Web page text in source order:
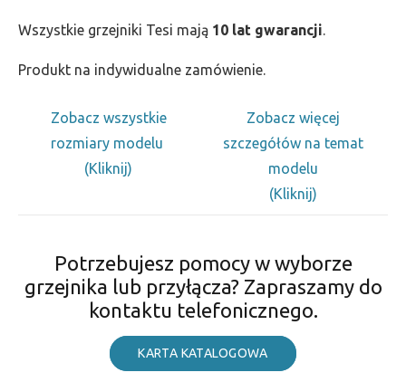
Wszystkie grzejniki Tesi mają 10 lat gwarancji.
Produkt na indywidualne zamówienie.
Zobacz wszystkie
rozmiary modelu
(Kliknij)
Zobacz więcej
szczegółów na temat
modelu
(Kliknij)
Potrzebujesz pomocy w wyborze
grzejnika lub przyłącza? Zapraszamy do
kontaktu telefonicznego.
KARTA KATALOGOWA